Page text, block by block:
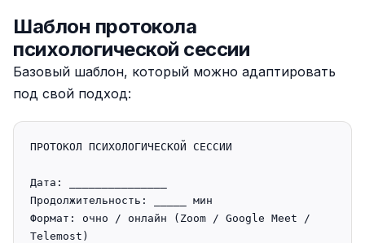
Шаблон протокола
психологической сессии
Базовый шаблон, который можно адаптировать
под свой подход:
ПРОТОКОЛ ПСИХОЛОГИЧЕСКОЙ СЕССИИ
Дата: _______________
Продолжительность: _____ мин
Формат: очно / онлайн (Zoom / Google Meet /
Telemost)